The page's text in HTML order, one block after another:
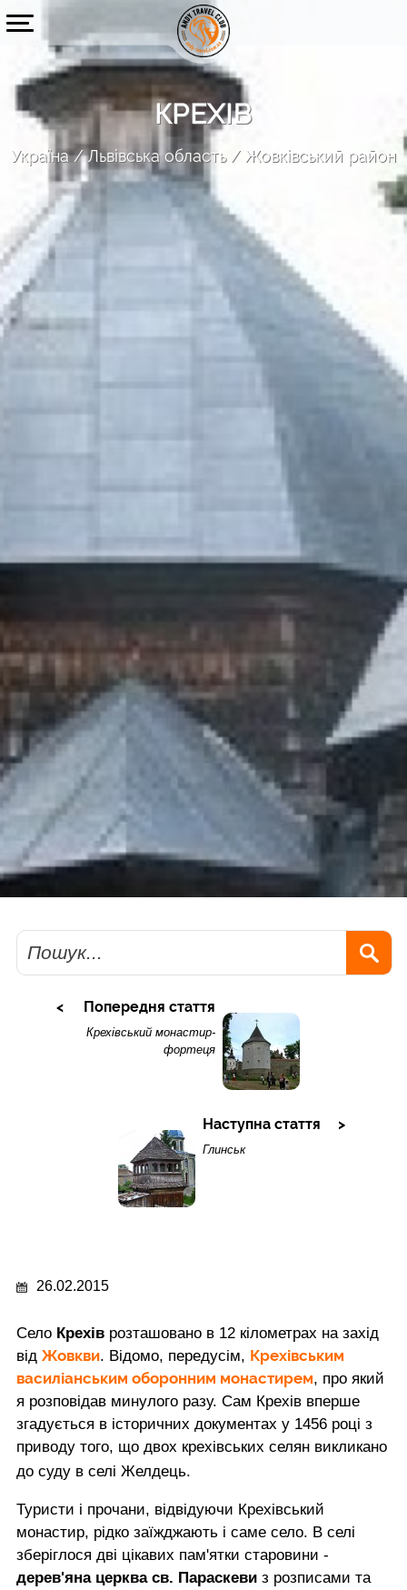
КРЕХІВ
Україна Львівська область Жовківський район
Пошук
Попередня стаття
Крехівський монастир-
фортеця
Наступна стаття
Глинськ
26.02.2015
Село Крехів розташовано в 12 кілометрах на захід
від Жовкви. Відомо, передусім, Крехівським
василіанським оборонним монастирем, про який
я розповідав минулого разу. Сам Крехів вперше
згадується в історичних документах у 1456 році з
приводу того, що двох крехівських селян викликано
до суду в селі Желдець.
Туристи і прочани, відвідуючи Крехівський
монастир, рідко заїжджають і саме село. В селі
зберіглося дві цікавих пам'ятки старовини -
дерев'яна церква св. Параскеви з розписами та